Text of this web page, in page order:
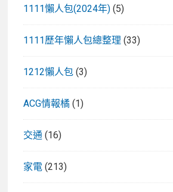
1111懶人包(2024年) (5)
1111歷年懶人包總整理 (33)
1212懶人包 (3)
ACG情報橘 (1)
交通 (16)
家電 (213)